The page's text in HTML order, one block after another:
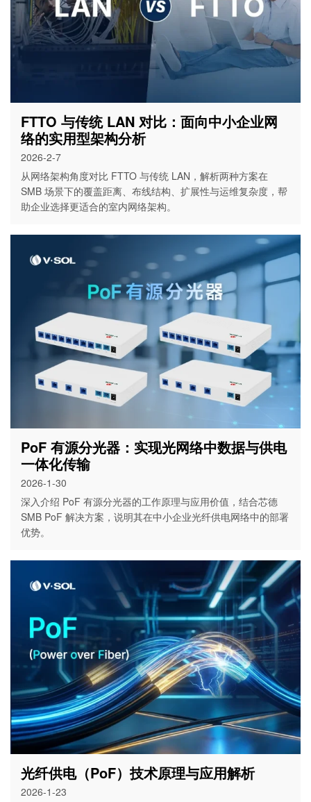
FTTO 与传统 LAN 对比：面向中小企业网
络的实用型架构分析
2026-2-7
从网络架构角度对比 FTTO 与传统 LAN，解析两种方案在
SMB 场景下的覆盖距离、布线结构、扩展性与运维复杂度，帮
助企业选择更适合的室内网络架构。
PoF 有源分光器：实现光网络中数据与供电
一体化传输
2026-1-30
深入介绍 PoF 有源分光器的工作原理与应用价值，结合芯德
SMB PoF 解决方案，说明其在中小企业光纤供电网络中的部署
优势。
光纤供电（PoF）技术原理与应用解析
2026-1-23